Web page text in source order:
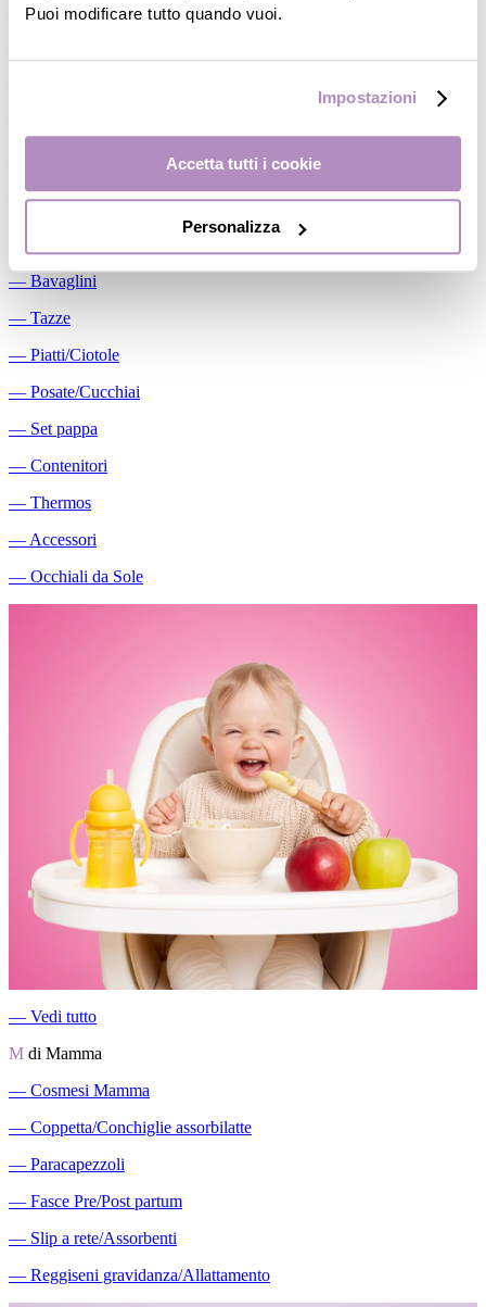
Puoi modificare tutto quando vuoi.
Impostazioni
Accetta tutti i cookie
Personalizza
―Succhietti
Conservalatte Materno
―Massaggiagengive
― Bavaglini
― Tazze
― Piatti/Ciotole
― Posate/Cucchiai
― Set pappa
― Contenitori
― Thermos
― Accessori
― Occhiali da Sole
― Vedi tutto
M di Mamma
― Cosmesi Mamma
― Coppetta/Conchiglie assorbilatte
― Paracapezzoli
― Fasce Pre/Post partum
― Slip a rete/Assorbenti
― Reggiseni gravidanza/Allattamento